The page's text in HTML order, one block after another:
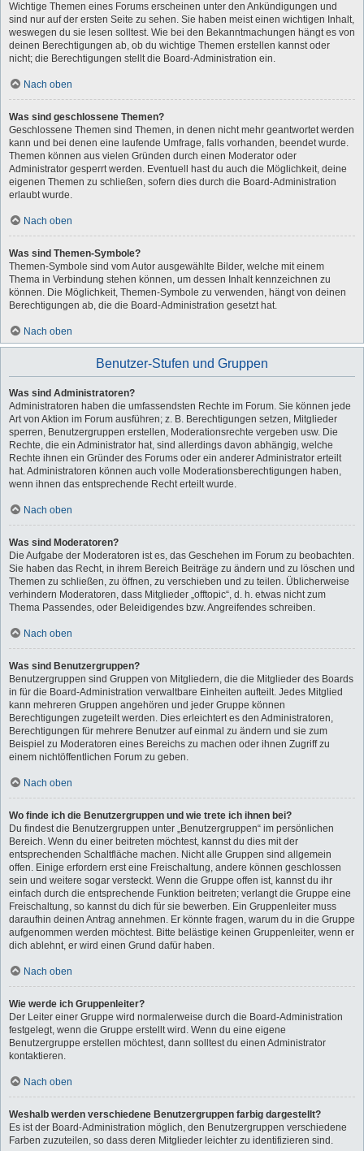
Wichtige Themen eines Forums erscheinen unter den Ankündigungen und
sind nur auf der ersten Seite zu sehen. Sie haben meist einen wichtigen Inhalt,
weswegen du sie lesen solltest. Wie bei den Bekanntmachungen hängt es von
deinen Berechtigungen ab, ob du wichtige Themen erstellen kannst oder
nicht; die Berechtigungen stellt die Board-Administration ein.
Nach oben
Was sind geschlossene Themen?
Geschlossene Themen sind Themen, in denen nicht mehr geantwortet werden
kann und bei denen eine laufende Umfrage, falls vorhanden, beendet wurde.
Themen können aus vielen Gründen durch einen Moderator oder
Administrator gesperrt werden. Eventuell hast du auch die Möglichkeit, deine
eigenen Themen zu schließen, sofern dies durch die Board-Administration
erlaubt wurde.
Nach oben
Was sind Themen-Symbole?
Themen-Symbole sind vom Autor ausgewählte Bilder, welche mit einem
Thema in Verbindung stehen können, um dessen Inhalt kennzeichnen zu
können. Die Möglichkeit, Themen-Symbole zu verwenden, hängt von deinen
Berechtigungen ab, die die Board-Administration gesetzt hat.
Nach oben
Benutzer-Stufen und Gruppen
Was sind Administratoren?
Administratoren haben die umfassendsten Rechte im Forum. Sie können jede
Art von Aktion im Forum ausführen; z. B. Berechtigungen setzen, Mitglieder
sperren, Benutzergruppen erstellen, Moderationsrechte vergeben usw. Die
Rechte, die ein Administrator hat, sind allerdings davon abhängig, welche
Rechte ihnen ein Gründer des Forums oder ein anderer Administrator erteilt
hat. Administratoren können auch volle Moderationsberechtigungen haben,
wenn ihnen das entsprechende Recht erteilt wurde.
Nach oben
Was sind Moderatoren?
Die Aufgabe der Moderatoren ist es, das Geschehen im Forum zu beobachten.
Sie haben das Recht, in ihrem Bereich Beiträge zu ändern und zu löschen und
Themen zu schließen, zu öffnen, zu verschieben und zu teilen. Üblicherweise
verhindern Moderatoren, dass Mitglieder „offtopic“, d. h. etwas nicht zum
Thema Passendes, oder Beleidigendes bzw. Angreifendes schreiben.
Nach oben
Was sind Benutzergruppen?
Benutzergruppen sind Gruppen von Mitgliedern, die die Mitglieder des Boards
in für die Board-Administration verwaltbare Einheiten aufteilt. Jedes Mitglied
kann mehreren Gruppen angehören und jeder Gruppe können
Berechtigungen zugeteilt werden. Dies erleichtert es den Administratoren,
Berechtigungen für mehrere Benutzer auf einmal zu ändern und sie zum
Beispiel zu Moderatoren eines Bereichs zu machen oder ihnen Zugriff zu
einem nichtöffentlichen Forum zu geben.
Nach oben
Wo finde ich die Benutzergruppen und wie trete ich ihnen bei?
Du findest die Benutzergruppen unter „Benutzergruppen“ im persönlichen
Bereich. Wenn du einer beitreten möchtest, kannst du dies mit der
entsprechenden Schaltfläche machen. Nicht alle Gruppen sind allgemein
offen. Einige erfordern erst eine Freischaltung, andere können geschlossen
sein und weitere sogar versteckt. Wenn die Gruppe offen ist, kannst du ihr
einfach durch die entsprechende Funktion beitreten; verlangt die Gruppe eine
Freischaltung, so kannst du dich für sie bewerben. Ein Gruppenleiter muss
daraufhin deinen Antrag annehmen. Er könnte fragen, warum du in die Gruppe
aufgenommen werden möchtest. Bitte belästige keinen Gruppenleiter, wenn er
dich ablehnt, er wird einen Grund dafür haben.
Nach oben
Wie werde ich Gruppenleiter?
Der Leiter einer Gruppe wird normalerweise durch die Board-Administration
festgelegt, wenn die Gruppe erstellt wird. Wenn du eine eigene
Benutzergruppe erstellen möchtest, dann solltest du einen Administrator
kontaktieren.
Nach oben
Weshalb werden verschiedene Benutzergruppen farbig dargestellt?
Es ist der Board-Administration möglich, den Benutzergruppen verschiedene
Farben zuzuteilen, so dass deren Mitglieder leichter zu identifizieren sind.